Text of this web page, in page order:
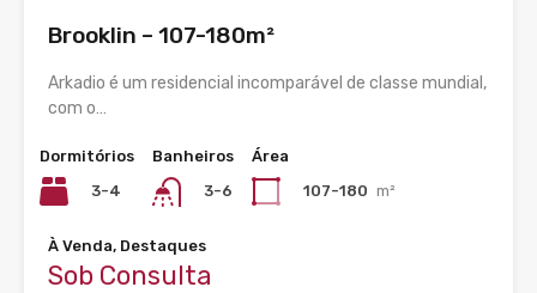
Brooklin – 107-180m²
Arkadio é um residencial incomparável de classe mundial,
com o…
Dormitórios
3-4
Banheiros
3-6
Área
107-180 m²
À Venda, Destaques
Sob Consulta